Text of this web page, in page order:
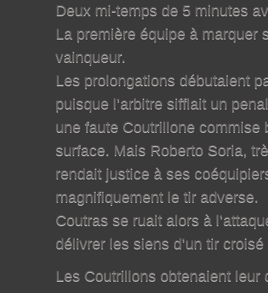
Deux mi-temps de 5 minutes
La première équipe à marquer
vainqueur.
Les prolongations débutaient
puisque l’arbitre sifflait un
une faute Coutrillone commise
surface. Mais Roberto Soria,
rendait justice à ses
magnifiquement le tir adverse.
Coutras se ruait alors à
délivrer les siens d’un tir
Les Coutrillons obtenaient leur